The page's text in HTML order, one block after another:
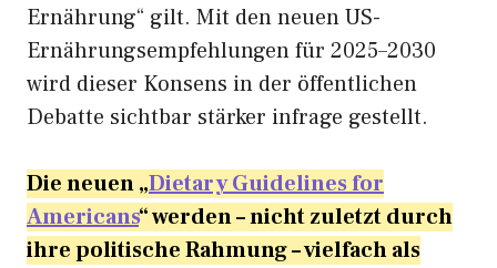
Ernährung“ gilt. Mit den neuen US-
Ernährungsempfehlungen für 2025–2030
wird dieser Konsens in der öffentlichen
Debatte sichtbar stärker infrage gestellt.
Die neuen „Dietary Guidelines for
Americans“werden – nicht zuletzt durch
ihre politische Rahmung – vielfach als